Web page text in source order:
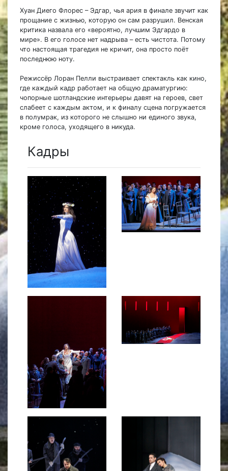
Хуан Диего Флорес – Эдгар, чья ария в финале звучит как
прощание с жизнью, которую он сам разрушил. Венская
критика назвала его «вероятно, лучшим Эдгардо в
мире». В его голосе нет надрыва – есть чистота. Потому
что настоящая трагедия не кричит, она просто поёт
последнюю ноту.
Режиссёр Лоран Пелли выстраивает спектакль как кино,
где каждый кадр работает на общую драматургию:
чопорные шотландские интерьеры давят на героев, свет
слабеет с каждым актом, и к финалу сцена погружается
в полумрак, из которого не слышно ни единого звука,
кроме голоса, уходящего в никуда.
Кадры